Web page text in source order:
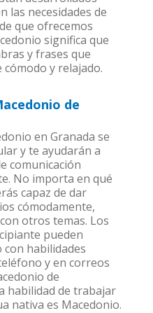
las necesidades de
que ofrecemos
significa que
y frases que
y relajado.
de
en Granada se
y te ayudarán a
comunicación
No importa en qué
capaz de dar
cómodamente,
otros temas. Los
pueden
habilidades
y en correos
de
habilidad de trabajar
nativa es Macedonio.